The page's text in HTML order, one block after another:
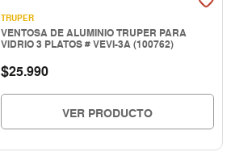
TRUPER
VENTOSA DE ALUMINIO TRUPER PARA
VIDRIO 3 PLATOS # VEVI-3A (100762)
$25.990
VER PRODUCTO